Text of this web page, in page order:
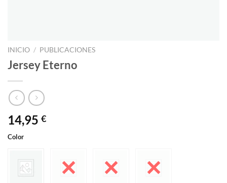
INICIO / PUBLICACIONES
Jersey Eterno
14,95 €
Color